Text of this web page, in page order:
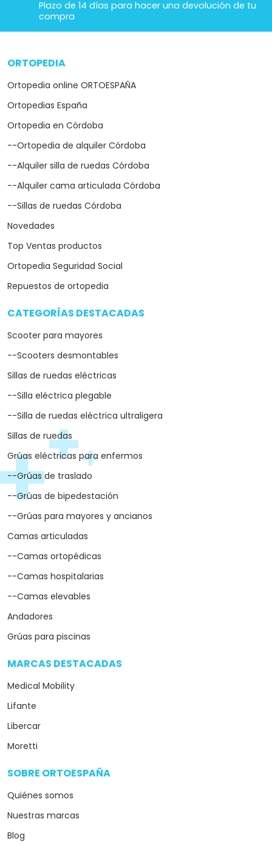
Plazo de 14 días para hacer una devolución de tu
compra
ORTOPEDIA
Ortopedia online ORTOESPAÑA
Ortopedias España
Ortopedia en Córdoba
--Ortopedia de alquiler Córdoba
--Alquiler silla de ruedas Córdoba
--Alquiler cama articulada Córdoba
--Sillas de ruedas Córdoba
Novedades
Top Ventas productos
Ortopedia Seguridad Social
Repuestos de ortopedia
CATEGORÍAS DESTACADAS
Scooter para mayores
--Scooters desmontables
Sillas de ruedas eléctricas
--Silla eléctrica plegable
--Silla de ruedas eléctrica ultraligera
Sillas de ruedas
Grúas eléctricas para enfermos
--Grúas de traslado
--Grúas de bipedestación
--Grúas para mayores y ancianos
Camas articuladas
--Camas ortopédicas
--Camas hospitalarias
--Camas elevables
Andadores
Grúas para piscinas
MARCAS DESTACADAS
Medical Mobility
Lifante
Libercar
Moretti
SOBRE ORTOESPAÑA
Quiénes somos
Nuestras marcas
Blog